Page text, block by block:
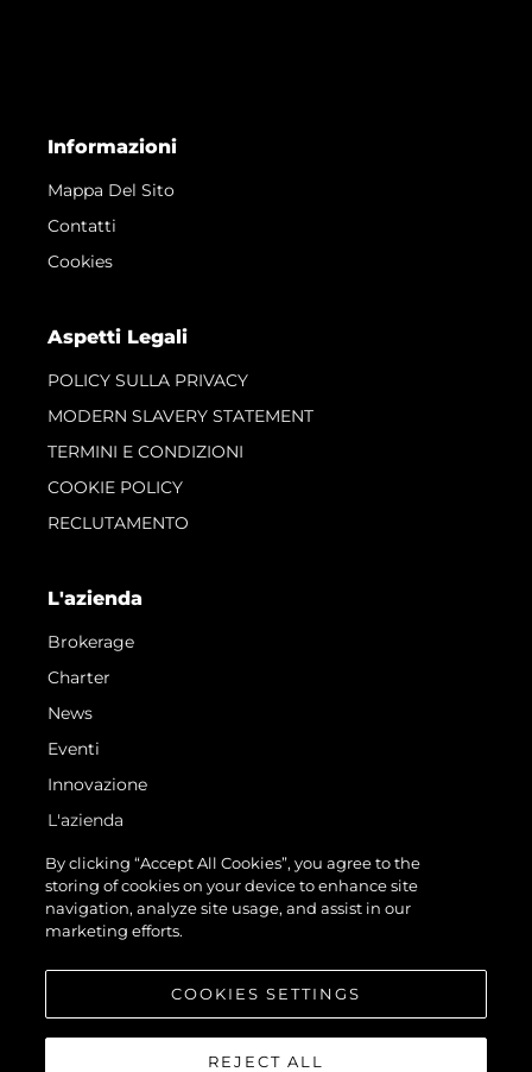
Informazioni
Mappa Del Sito
Contatti
Cookies
Aspetti Legali
POLICY SULLA PRIVACY
MODERN SLAVERY STATEMENT
TERMINI E CONDIZIONI
COOKIE POLICY
RECLUTAMENTO
L'azienda
Brokerage
Charter
News
Eventi
Innovazione
L'azienda
Il Team
Lifestyle
Heritage
By clicking “Accept All Cookies”, you agree to the
storing of cookies on your device to enhance site
navigation, analyze site usage, and assist in our
marketing efforts.
COOKIES SETTINGS
REJECT ALL